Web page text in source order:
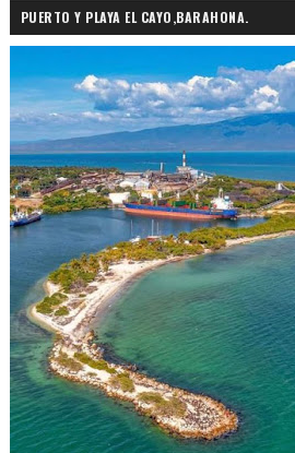
PUERTO Y PLAYA EL CAYO,BARAHONA.